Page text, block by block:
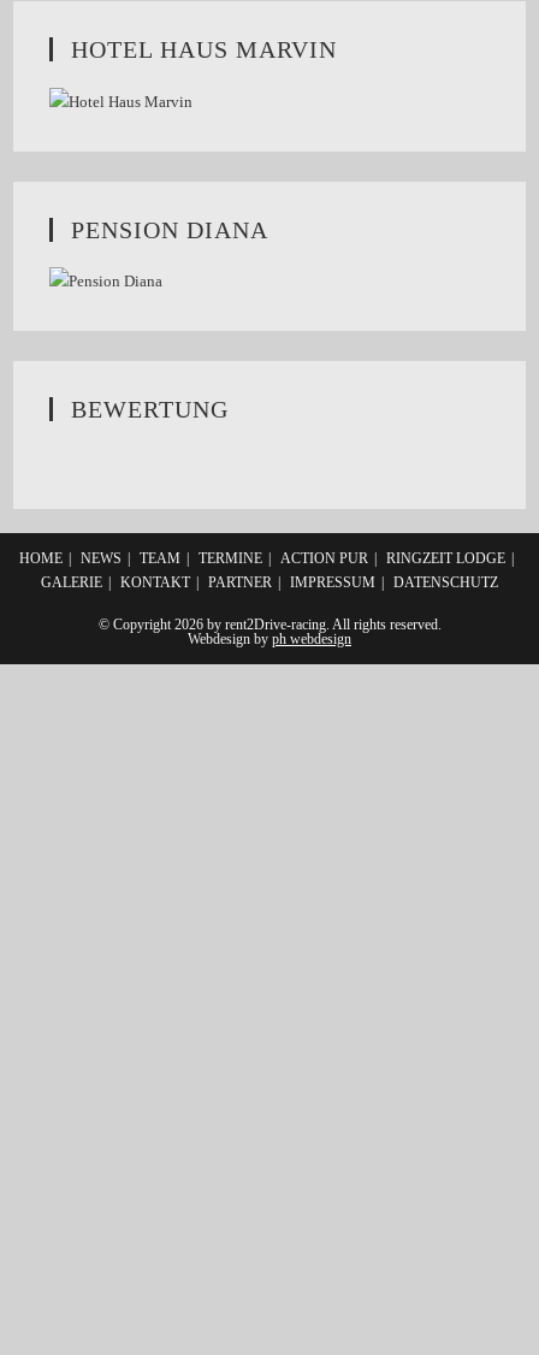
HOTEL HAUS MARVIN
PENSION DIANA
BEWERTUNG
HOME NEWS TEAM TERMINE ACTION PUR
RINGZEIT LODGE
GALERIE
KONTAKT PARTNER IMPRESSUM DATENSCHUTZ
© Copyright 2026 by rent2Drive-racing. All rights reserved.
Webdesign by ph webdesign